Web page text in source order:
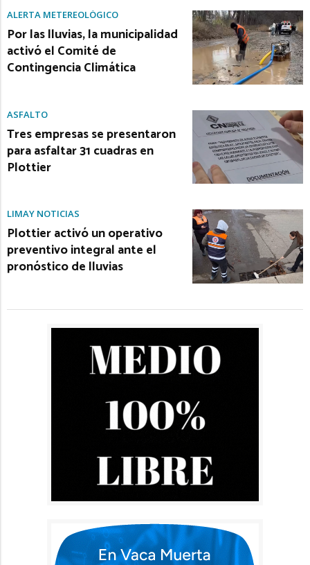
ALERTA METEREOLÓGICO
Por las lluvias, la municipalidad
activó el Comité de
Contingencia Climática
ASFALTO
Tres empresas se presentaron
para asfaltar 31 cuadras en
Plottier
LIMAY NOTICIAS
Plottier activó un operativo
preventivo integral ante el
pronóstico de lluvias